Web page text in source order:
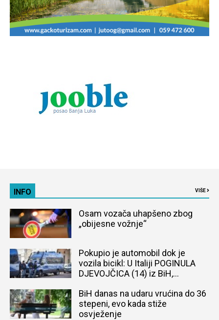
INFO VIŠE
Osam vozača uhapšeno zbog
„obijesne vožnje“
Pokupio je automobil dok je
vozila bicikl: U Italiji POGINULA
DJEVOJČICA (14) iz BiH,
BiH danas na udaru vrućina do 36
stepeni, evo kada stiže
osvježenje